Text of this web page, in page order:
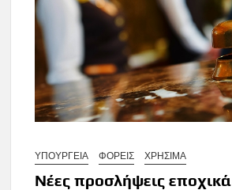
ΥΠΟΥΡΓΕΙΑ ΦΟΡΕΙΣ ΧΡΗΣΙΜΑ
Νέες προσλήψεις εποχικά